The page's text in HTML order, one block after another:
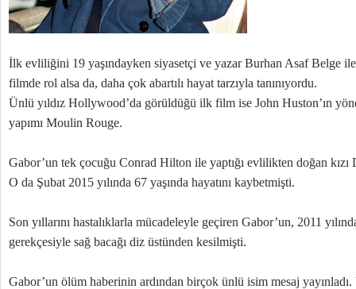
İlk evliliğini 19 yaşındayken siyasetçi ve yazar Burhan Asaf Belge
filmde rol alsa da, daha çok abartılı hayat tarzıyla tanınıyordu.
Ünlü yıldız Hollywood’da görüldüğü ilk film ise John Huston’ın
yapımı Moulin Rouge.
Gabor’un tek çocuğu Conrad Hilton ile yaptığı evlilikten doğan kızı
O da Şubat 2015 yılında 67 yaşında hayatını kaybetmişti.
Son yıllarını hastalıklarla mücadeleyle geçiren Gabor’un, 2011
gerekçesiyle sağ bacağı diz üstünden kesilmişti.
Gabor’un ölüm haberinin ardından birçok ünlü isim mesaj